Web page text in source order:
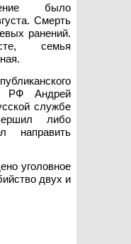
было
Смерть
ранений.
семья
РФ Андрей
службе
либо
направить
уголовное
двух и